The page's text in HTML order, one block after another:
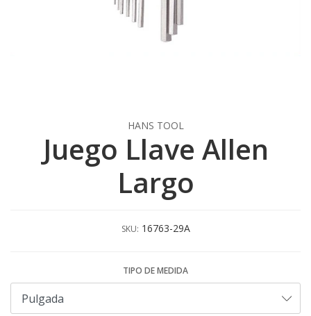
HANS TOOL
Juego Llave Allen
Largo
SKU: 16763-29A
TIPO DE MEDIDA